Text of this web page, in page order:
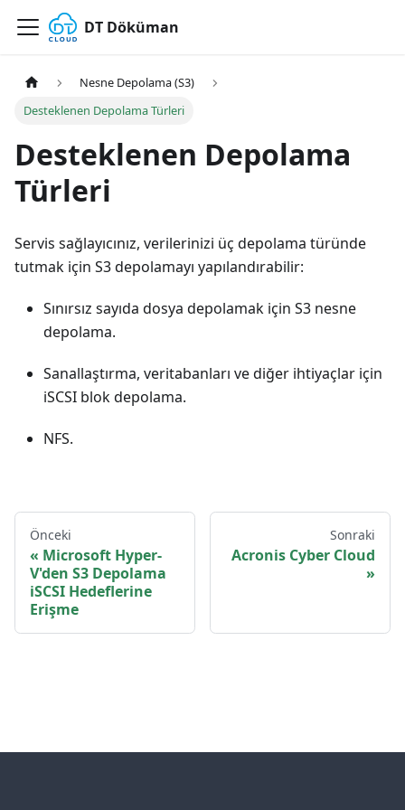
DT Döküman
Nesne Depolama (S3)
Desteklenen Depolama Türleri
Desteklenen Depolama
Türleri
Servis sağlayıcınız, verilerinizi üç depolama türünde
tutmak için S3 depolamayı yapılandırabilir:
Sınırsız sayıda dosya depolamak için S3 nesne
depolama.
Sanallaştırma, veritabanları ve diğer ihtiyaçlar için
iSCSI blok depolama.
NFS.
Önceki
Microsoft Hyper-
V'den S3 Depolama
iSCSI Hedeflerine
Erişme
Sonraki
Acronis Cyber Cloud